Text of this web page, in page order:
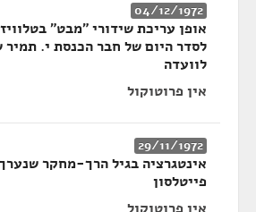
04/12/1972
אופן עריכת שידורי "מבט"
לסדר היום של חבר הכנסת י. תמיר
לוועדה
אין פרוטוקול
29/11/1972
אינטגרציה בגיל הרך-מחקר
פייטלסון